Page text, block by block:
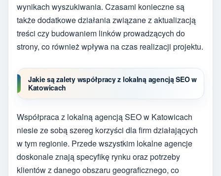
wynikach wyszukiwania. Czasami konieczne są
także dodatkowe działania związane z aktualizacją
treści czy budowaniem linków prowadzących do
strony, co również wpływa na czas realizacji projektu.
Jakie są zalety współpracy z lokalną agencją SEO w
Katowicach
Współpraca z lokalną agencją SEO w Katowicach
niesie ze sobą szereg korzyści dla firm działających
w tym regionie. Przede wszystkim lokalne agencje
doskonale znają specyfikę rynku oraz potrzeby
klientów z danego obszaru geograficznego, co